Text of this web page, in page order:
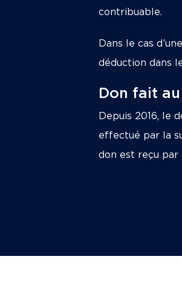
contribuable.
Dans le cas
déduction dans
Don fait
Depuis 2016, le
effectué par la
don est reçu par